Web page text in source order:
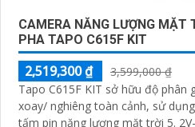
CAMERA NĂNG LƯỢNG MẶT
PHA TAPO C615F KIT
2,519,300 ₫
3,599,000 ₫
Tapo C615F KIT sở hữu độ phân
xoay/ nghiêng toàn cảnh, sử
tấm pin năng lượng mặt trời 5.